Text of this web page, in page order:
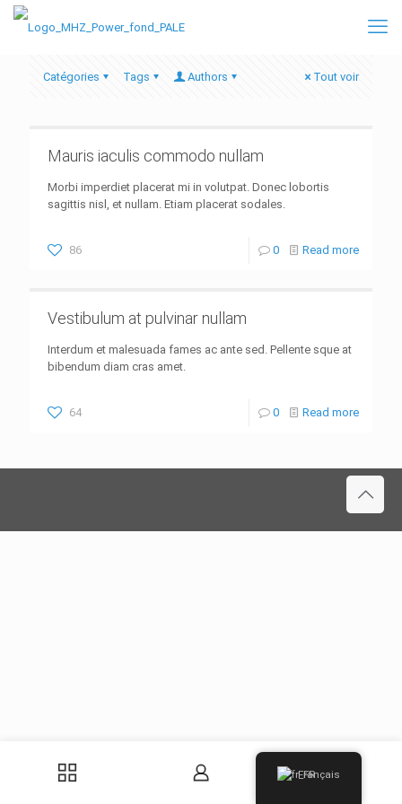
Catégories Tags Authors Tout voir
Mauris iaculis commodo nullam
Morbi imperdiet placerat mi in volutpat. Donec lobortis
sagittis nisl, et nullam. Etiam placerat sodales.
86 0 Read more
Vestibulum at pulvinar nullam
Interdum et malesuada fames ac ante sed. Pellente sque at
bibendum diam cras amet.
64 0 Read more
Français